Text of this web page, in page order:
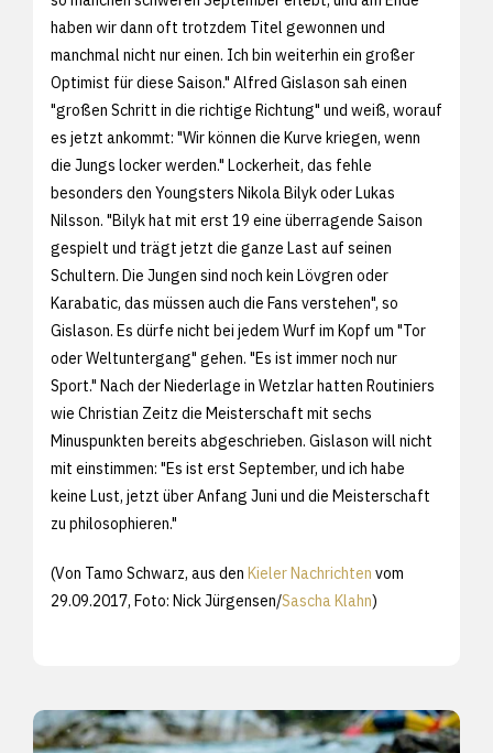
haben wir dann oft trotzdem Titel gewonnen und
manchmal nicht nur einen. Ich bin weiterhin ein großer
Optimist für diese Saison." Alfred Gislason sah einen
"großen Schritt in die richtige Richtung" und weiß, worauf
es jetzt ankommt: "Wir können die Kurve kriegen, wenn
die Jungs locker werden." Lockerheit, das fehle
besonders den Youngsters Nikola Bilyk oder Lukas
Nilsson. "Bilyk hat mit erst 19 eine überragende Saison
gespielt und trägt jetzt die ganze Last auf seinen
Schultern. Die Jungen sind noch kein Lövgren oder
Karabatic, das müssen auch die Fans verstehen", so
Gislason. Es dürfe nicht bei jedem Wurf im Kopf um "Tor
oder Weltuntergang" gehen. "Es ist immer noch nur
Sport." Nach der Niederlage in Wetzlar hatten Routiniers
wie Christian Zeitz die Meisterschaft mit sechs
Minuspunkten bereits abgeschrieben. Gislason will nicht
mit einstimmen: "Es ist erst September, und ich habe
keine Lust, jetzt über Anfang Juni und die Meisterschaft
zu philosophieren."
(Von Tamo Schwarz, aus den Kieler Nachrichten vom
29.09.2017, Foto: Nick Jürgensen/Sascha Klahn)